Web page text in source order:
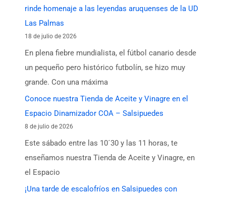
rinde homenaje a las leyendas aruquenses de la UD
Las Palmas
18 de julio de 2026
En plena fiebre mundialista, el fútbol canario desde
un pequeño pero histórico futbolín, se hizo muy
grande. Con una máxima
Conoce nuestra Tienda de Aceite y Vinagre en el
Espacio Dinamizador COA – Salsipuedes
8 de julio de 2026
Este sábado entre las 10´30 y las 11 horas, te
enseñamos nuestra Tienda de Aceite y Vinagre, en
el Espacio
¡Una tarde de escalofríos en Salsipuedes con